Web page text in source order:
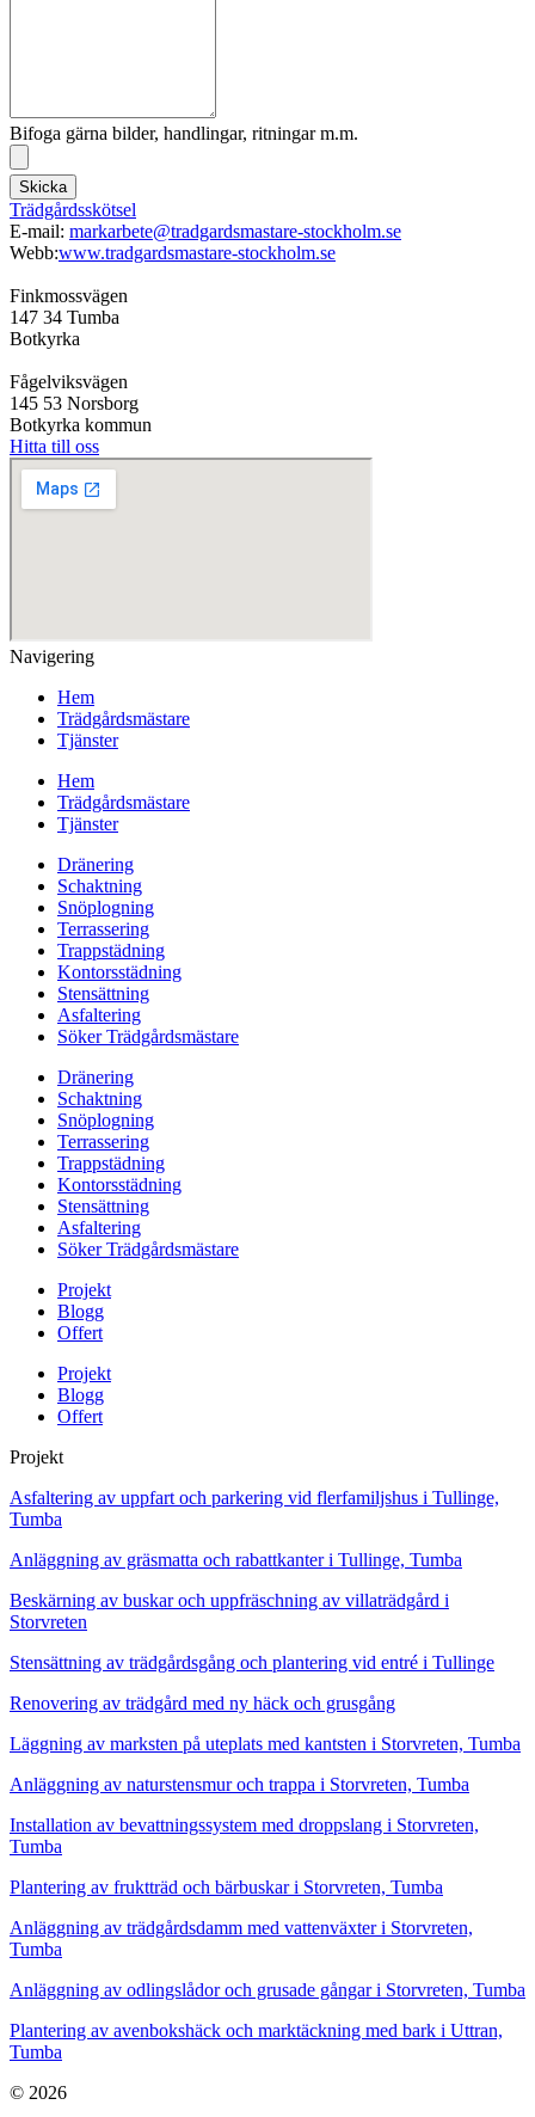
Bifoga gärna bilder, handlingar, ritningar m.m.
Skicka
Trädgårdsskötsel
E-mail: markarbete@tradgardsmastare-stockholm.se
Webb:www.tradgardsmastare-stockholm.se
Finkmossvägen
147 34 Tumba
Botkyrka
Fågelviksvägen
145 53 Norsborg
Botkyrka kommun
Hitta till oss
Navigering
Hem
Trädgårdsmästare
Tjänster
Hem
Trädgårdsmästare
Tjänster
Dränering
Schaktning
Snöplogning
Terrassering
Trappstädning
Kontorsstädning
Stensättning
Asfaltering
Söker Trädgårdsmästare
Dränering
Schaktning
Snöplogning
Terrassering
Trappstädning
Kontorsstädning
Stensättning
Asfaltering
Söker Trädgårdsmästare
Projekt
Blogg
Offert
Projekt
Blogg
Offert
Projekt
Asfaltering av uppfart och parkering vid flerfamiljshus i Tullinge,
Tumba
Anläggning av gräsmatta och rabattkanter i Tullinge, Tumba
Beskärning av buskar och uppfräschning av villaträdgård i
Storvreten
Stensättning av trädgårdsgång och plantering vid entré i Tullinge
Renovering av trädgård med ny häck och grusgång
Läggning av marksten på uteplats med kantsten i Storvreten, Tumba
Anläggning av naturstensmur och trappa i Storvreten, Tumba
Installation av bevattningssystem med droppslang i Storvreten,
Tumba
Plantering av fruktträd och bärbuskar i Storvreten, Tumba
Anläggning av trädgårdsdamm med vattenväxter i Storvreten,
Tumba
Anläggning av odlingslådor och grusade gångar i Storvreten, Tumba
Plantering av avenbokshäck och marktäckning med bark i Uttran,
Tumba
© 2026